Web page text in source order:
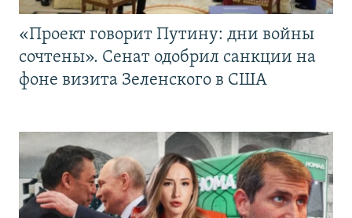
«Проект говорит Путину: дни войны
сочтены». Сенат одобрил санкции на
фоне визита Зеленского в США